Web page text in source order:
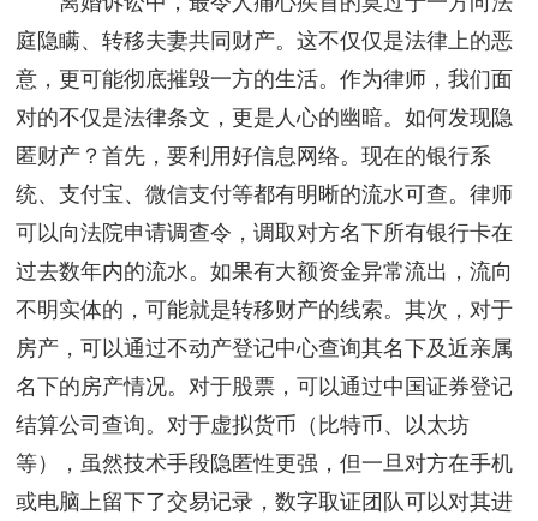
庭隐瞒、转移夫妻共同财产。这不仅仅是法律上的恶
意，更可能彻底摧毁一方的生活。作为律师，我们面
对的不仅是法律条文，更是人心的幽暗。如何发现隐
匿财产？首先，要利用好信息网络。现在的银行系
统、支付宝、微信支付等都有明晰的流水可查。律师
可以向法院申请调查令，调取对方名下所有银行卡在
过去数年内的流水。如果有大额资金异常流出，流向
不明实体的，可能就是转移财产的线索。其次，对于
房产，可以通过不动产登记中心查询其名下及近亲属
名下的房产情况。对于股票，可以通过中国证券登记
结算公司查询。对于虚拟货币（比特币、以太坊
等），虽然技术手段隐匿性更强，但一旦对方在手机
或电脑上留下了交易记录，数字取证团队可以对其进